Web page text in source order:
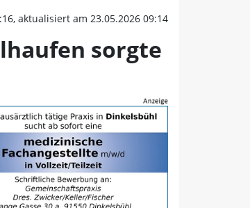
aktualisiert am 23.05.2026 09:14
sorgte